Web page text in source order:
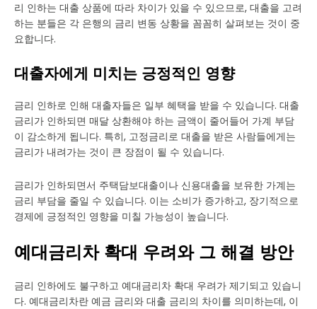
리 인하는 대출 상품에 따라 차이가 있을 수 있으므로, 대출을 고려
하는 분들은 각 은행의 금리 변동 상황을 꼼꼼히 살펴보는 것이 중
요합니다.
대출자에게 미치는 긍정적인 영향
금리 인하로 인해 대출자들은 일부 혜택을 받을 수 있습니다. 대출
금리가 인하되면 매달 상환해야 하는 금액이 줄어들어 가계 부담
이 감소하게 됩니다. 특히, 고정금리로 대출을 받은 사람들에게는
금리가 내려가는 것이 큰 장점이 될 수 있습니다.
금리가 인하되면서 주택담보대출이나 신용대출을 보유한 가계는
금리 부담을 줄일 수 있습니다. 이는 소비가 증가하고, 장기적으로
경제에 긍정적인 영향을 미칠 가능성이 높습니다.
예대금리차 확대 우려와 그 해결 방안
금리 인하에도 불구하고 예대금리차 확대 우려가 제기되고 있습니
다. 예대금리차란 예금 금리와 대출 금리의 차이를 의미하는데, 이